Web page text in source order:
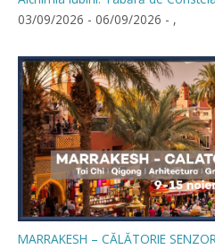
03/09/2026 - 06/09/2026 - ,
MARRAKESH – CĂLĂTORIE